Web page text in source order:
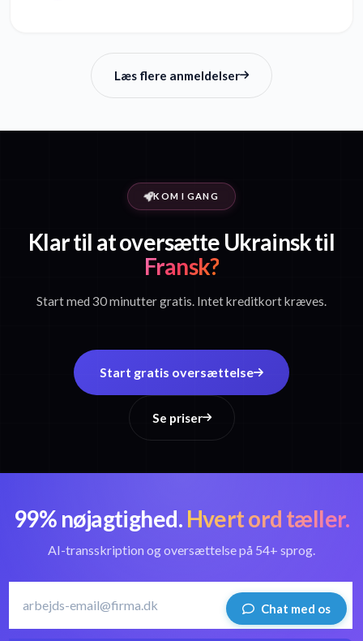
Læs flere anmeldelser
KOM I GANG
Klar til at oversætte Ukrainsk til
Fransk?
Start med 30 minutter gratis. Intet kreditkort kræves.
Start gratis oversættelse
Se priser
99% nøjagtighed. Hvert ord tæller.
AI-transskription og oversættelse på 54+ sprog.
Chat med os